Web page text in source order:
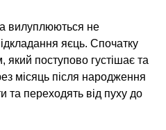
вилуплюються не
яєць. Спочатку
який поступово густішає та
місяць після народження
та переходять від пуху до